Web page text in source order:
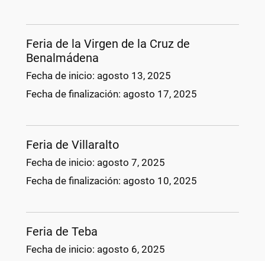
Feria de la Virgen de la Cruz de
Benalmádena
Fecha de inicio: agosto 13, 2025
Fecha de finalización: agosto 17, 2025
Feria de Villaralto
Fecha de inicio: agosto 7, 2025
Fecha de finalización: agosto 10, 2025
Feria de Teba
Fecha de inicio: agosto 6, 2025